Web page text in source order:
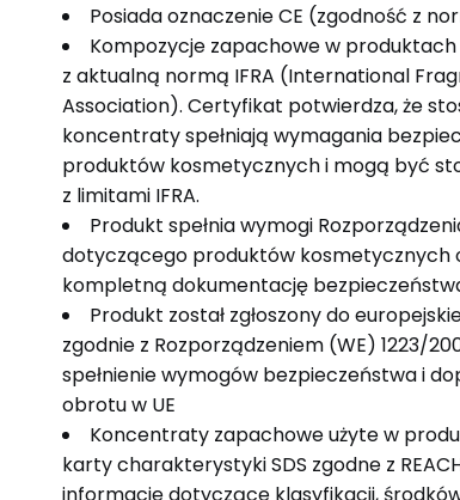
Posiada oznaczenie CE (zgodność z
Kompozycje zapachowe w produktach
z aktualną normą IFRA (International
Association). Certyfikat potwierdza, że
koncentraty spełniają wymagania
produktów kosmetycznych i mogą być
z limitami IFRA.
Produkt spełnia wymogi
dotyczącego produktów kosmetycznych
kompletną dokumentację
Produkt został zgłoszony do
zgodnie z Rozporządzeniem (WE) 1223/
spełnienie wymogów bezpieczeństwa i
obrotu w UE
Koncentraty zapachowe użyte w
karty charakterystyki SDS zgodne z
informacje dotyczące klasyfikacji,